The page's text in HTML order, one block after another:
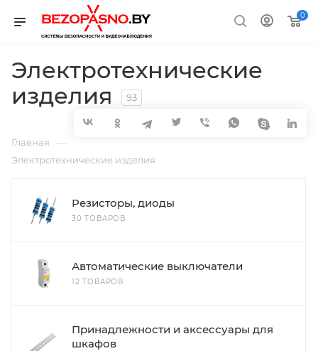
0
Электротехнические
изделия
93
Главная —
Электротехнические изделия
Резисторы, диоды
30 ТОВАРОВ
Автоматические выключатели
12 ТОВАРОВ
Принадлежности и аксессуары для
шкафов